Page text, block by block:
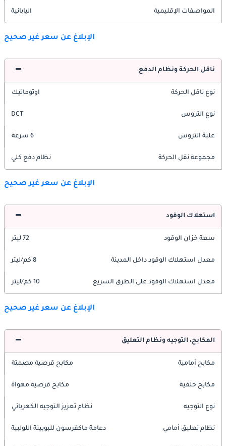
المواصفات الإقليمية اليابانية
الإبلاغ عن سعر غير صحيح
ناقل الحركة ونظام الدفع
نوع ناقل الحركة اوتوماتيك
نوع التروس DCT
علبة التروس 6 سرعة
مجموعة نقل الحركة نظام دفع كلي
الإبلاغ عن سعر غير صحيح
استهلاك الوقود
سعة خزان الوقود 72 ليتر
معدل استهلاك الوقود داخل المدينة 8 كم/ليتر
معدل استهلاك الوقود على الطرق السريع 10 كم/ليتر
الإبلاغ عن سعر غير صحيح
المكابح، التوجيه ونظام التعليق
مكابح أمامية مكابح قرصية مصمتة
مكابح خلفية مكابح قرصية مهواة
نوع التوجيه نظام تعزيز التوجيه الكهربائي
نظام تعليق أمامي دعامة ماكفرسون للبوبينة اللولبية